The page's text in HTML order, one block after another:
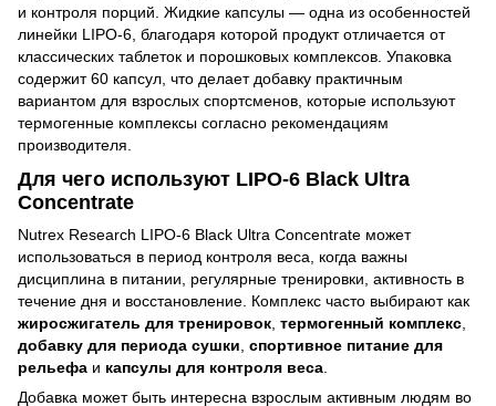
и контроля порций. Жидкие капсулы — одна из особенностей
линейки LIPO-6, благодаря которой продукт отличается от
классических таблеток и порошковых комплексов. Упаковка
содержит 60 капсул, что делает добавку практичным
вариантом для взрослых спортсменов, которые используют
термогенные комплексы согласно рекомендациям
производителя.
Для чего используют LIPO-6 Black Ultra
Concentrate
Nutrex Research LIPO-6 Black Ultra Concentrate может
использоваться в период контроля веса, когда важны
дисциплина в питании, регулярные тренировки, активность в
течение дня и восстановление. Комплекс часто выбирают как
жиросжигатель для тренировок термогенный комплекс
добавку для периода сушки спортивное питание для
рельефа и капсулы для контроля веса
Добавка может быть интересна взрослым активным людям во